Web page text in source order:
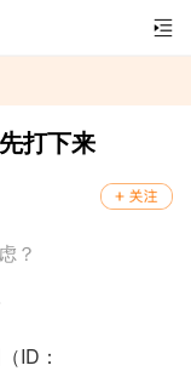
打下来
？
ID：